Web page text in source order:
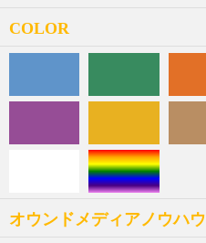
COLOR
オウンドメディアノウハウ